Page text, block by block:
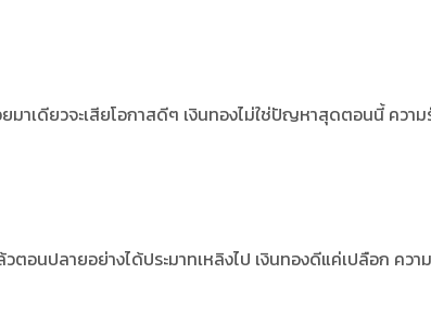
าเดียวจะเสียโอกาสดีๆ เงินทองไม่ใช่ปัญหาสุดตอนนี้ ความ
ตอนปลายอย่างได้ประมาทเหลิงไป เงินทองดีแค่เปลือก ควา